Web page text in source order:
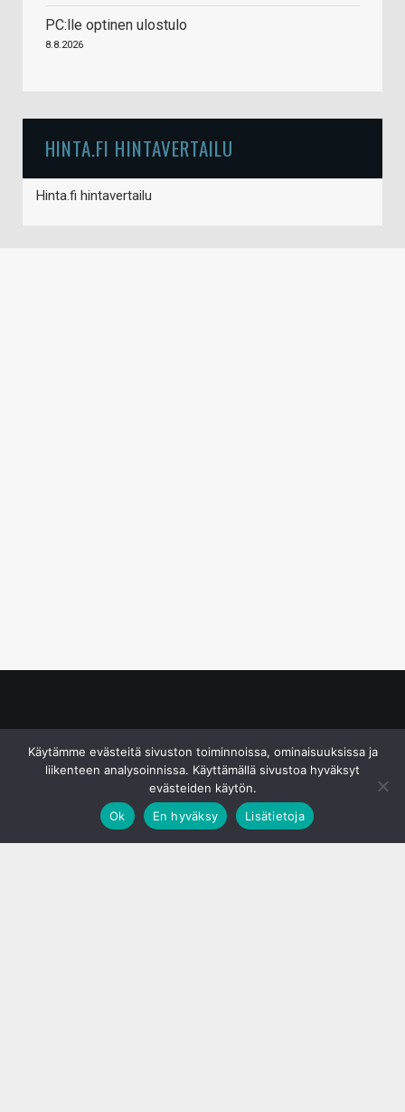
PC:lle optinen ulostulo
8.8.2026
HINTA.FI HINTAVERTAILU
Hinta.fi hintavertailu
Käytämme evästeitä sivuston toiminnoissa, ominaisuuksissa ja
liikenteen analysoinnissa. Käyttämällä sivustoa hyväksyt
evästeiden käytön.
Ok
En hyväksy Lisätietoja